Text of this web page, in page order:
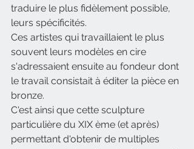
traduire le plus fidèlement possible,
leurs spécificités.
Ces artistes qui travaillaient le plus
souvent leurs modèles en cire
s'adressaient ensuite au fondeur dont
le travail consistait à éditer la pièce en
bronze.
C'est ainsi que cette sculpture
particulière du XIX ème (et après)
permettant d'obtenir de multiples